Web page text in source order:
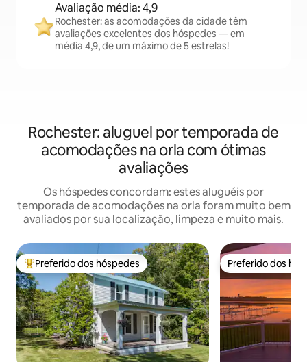
Avaliação média: 4,9
Rochester: as acomodações da cidade têm
avaliações excelentes dos hóspedes — em
média 4,9, de um máximo de 5 estrelas!
Rochester: aluguel por temporada de
acomodações na orla com ótimas
avaliações
Os hóspedes concordam: estes aluguéis por
temporada de acomodações na orla foram muito bem
avaliados por sua localização, limpeza e muito mais.
Entre os melhores preferidos dos hóspedes
Preferido dos hóspedes Preferido dos
Preferido dos